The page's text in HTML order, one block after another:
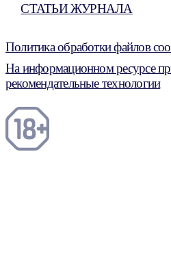
СТАТЬИ ЖУРНАЛА
Политика обработки файлов
На информационном ресурсе
рекомендательные технологии